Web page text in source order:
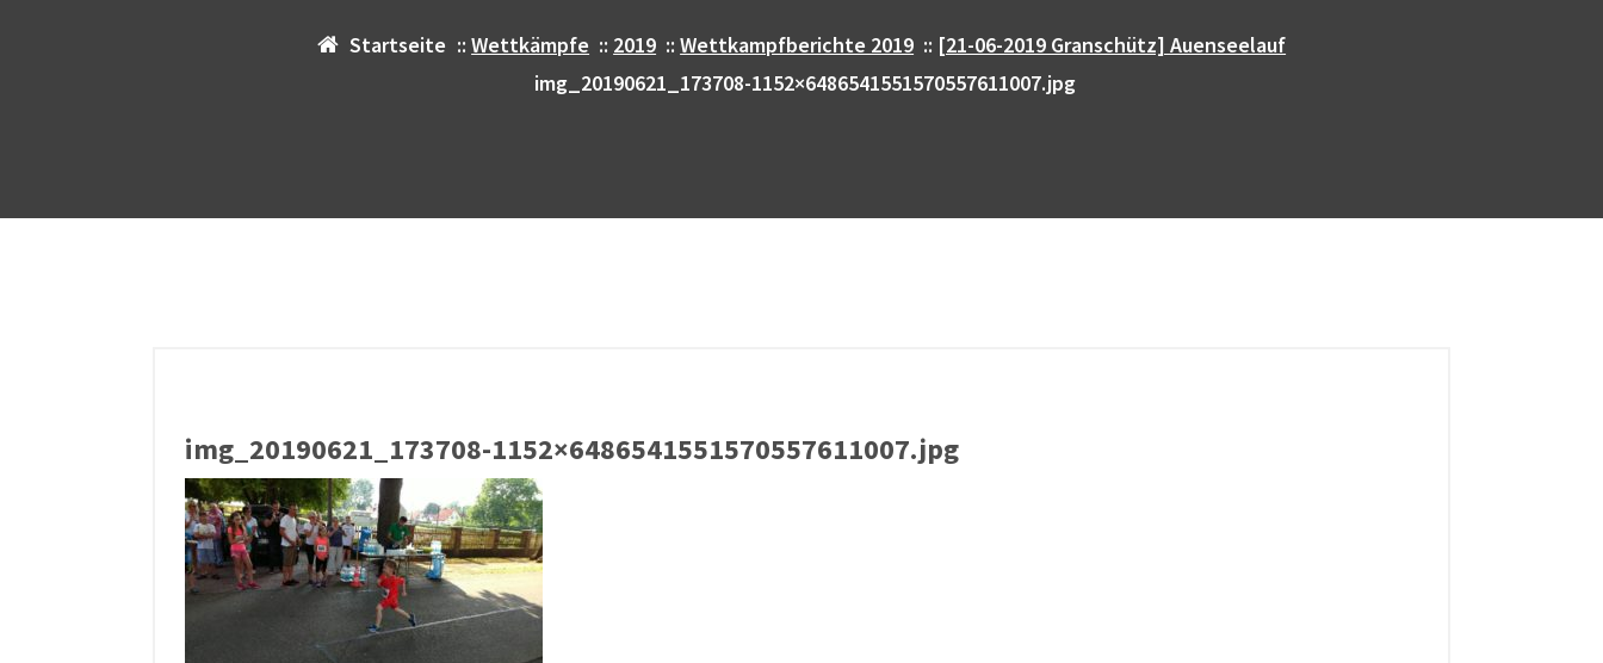
Startseite ::Wettkämpfe :: 2019 ::Wettkampfberichte 2019 :: [21-06-2019 Granschütz] Auenseelauf
img_20190621_173708-1152×6486541551570557611007.jpg
img_20190621_173708-1152×6486541551570557611007.jpg